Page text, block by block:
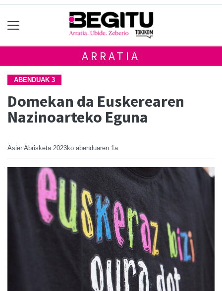
ARRATIA
ABENDUAK 3
Domekan da Euskerearen
Nazinoarteko Eguna
Asier Abrisketa 2023ko abenduaren 1a